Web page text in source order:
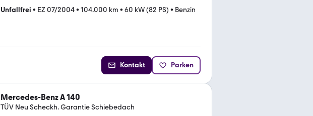
Unfallfrei • EZ 07/2004• 104.000 km • 60 kW (82 PS) • Benzin
Kontakt Parken
Mercedes-Benz A 140
TÜV Neu Scheckh. Garantie Schiebedach